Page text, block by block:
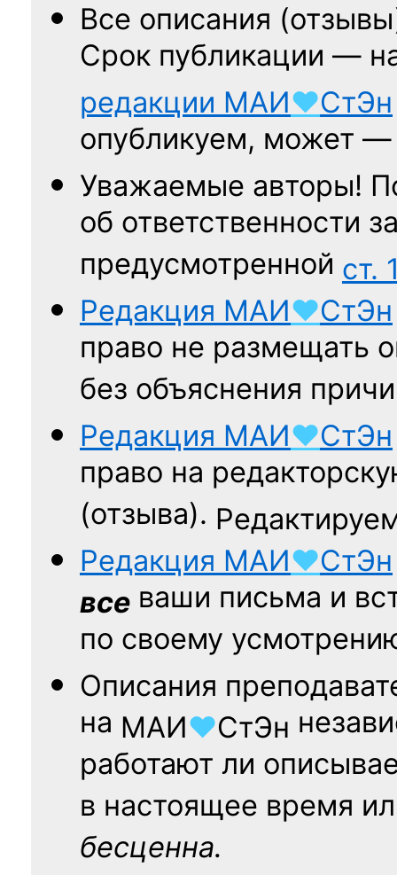
Все описания
Срок публикации —
редакции МАИ♥СтЭн
опубликуем, может
Уважаемые авторы!
об ответственности
предусмотренной ст.
Редакция МАИ♥СтЭн
право не размещать
без объяснения
Редакция МАИ♥СтЭн
право на
(отзыва).
Редакция МАИ♥СтЭн
все ваши письма и
по своему
Описания
на МАИ♥СтЭн
работают ли
в настоящее время
бесценна.